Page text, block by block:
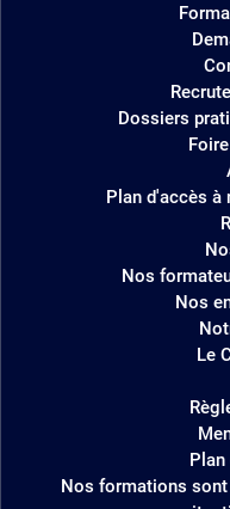
Dossiers
Plan d'accès
Nos
Nos
Le
Plan
Nos formations